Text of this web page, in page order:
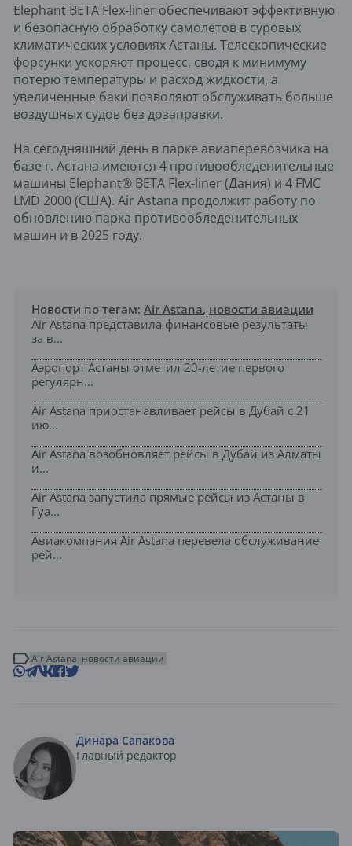
Elephant BETA Flex-liner обеспечивают эффективную
и безопасную обработку самолетов в суровых
климатических условиях Астаны. Телескопические
форсунки ускоряют процесс, сводя к минимуму
потерю температуры и расход жидкости, а
увеличенные баки позволяют обслуживать больше
воздушных судов без дозаправки.
На сегодняшний день в парке авиаперевозчика на
базе г. Астана имеются 4 противообледенительные
машины Elephant® BETA Flex-liner (Дания) и 4 FMC
LMD 2000 (США). Air Astana продолжит работу по
обновлению парка противообледенительных
машин и в 2025 году.
Новости по тегам: Air Astana, новости авиации
Air Astana представила финансовые результаты
за в...
Аэропорт Астаны отметил 20-летие первого
регулярн...
Air Astana приостанавливает рейсы в Дубай с 21
ию...
Air Astana возобновляет рейсы в Дубай из Алматы
и...
Air Astana запустила прямые рейсы из Астаны в
Гуа...
Авиакомпания Air Astana перевела обслуживание
рей...
Air Astana новости авиации
Динара Сапакова
Главный редактор